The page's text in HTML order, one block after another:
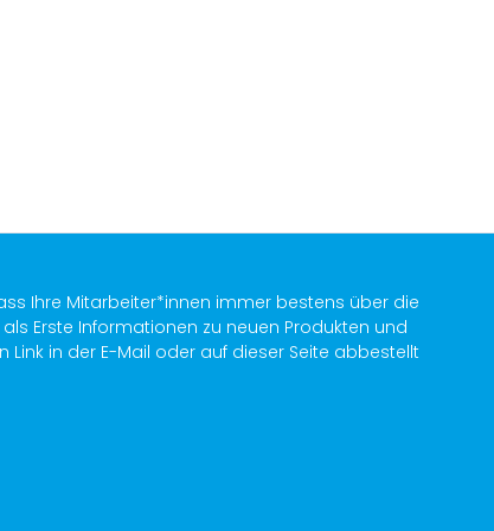
Ihre Mitarbeiter*innen immer bestens über die
Erste Informationen zu neuen Produkten und
in der E-Mail oder auf dieser Seite abbestellt